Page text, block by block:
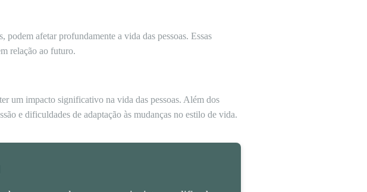
podem afetar profundamente a vida das pessoas. Essas
relação ao futuro.
um impacto significativo na vida das pessoas. Além dos
e dificuldades de adaptação às mudanças no estilo de vida.